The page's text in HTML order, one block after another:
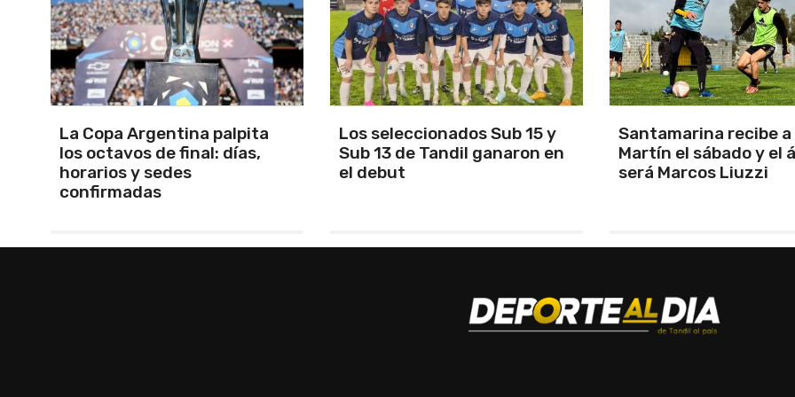
Los seleccionados Sub 15 y
Sub 13 de Tandil ganaron en
el debut
Santamarina recibe a San
Martín el sábado y el árbitro
será Marcos Liuzzi
Los Pumas se
enfrentar a Sudáfrica